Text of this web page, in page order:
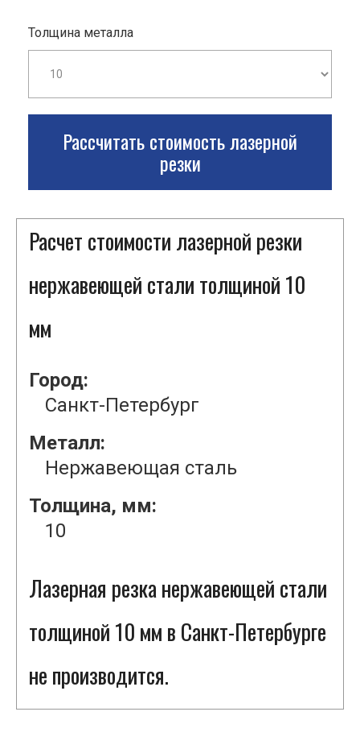
Толщина металла
Рассчитать стоимость лазерной
резки
Расчет стоимости лазерной резки
нержавеющей стали толщиной 10
мм
Город:
Санкт-Петербург
Металл:
Нержавеющая сталь
Толщина, мм:
10
Лазерная резка нержавеющей стали
толщиной 10 мм в Санкт-Петербурге
не производится.